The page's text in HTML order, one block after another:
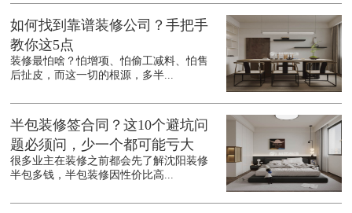
如何找到靠谱装修公司？手把手
教你这5点
装修最怕啥？怕增项、怕偷工减料、怕售
后扯皮，而这一切的根源，多半...
半包装修签合同？这10个避坑问
题必须问，少一个都可能亏大
很多业主在装修之前都会先了解沈阳装修
半包多钱，半包装修因性价比高...